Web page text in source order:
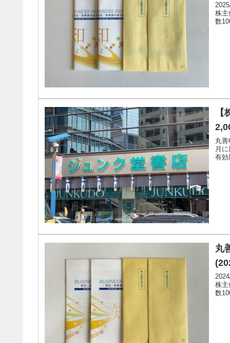
株主
数
丸
月
有効
丸
株主
数